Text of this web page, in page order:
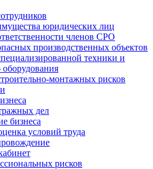
юридических лиц
членов СРО
производственных объектов
техники и
монтажных рисков
дел
бизнеса
условий труда
рисков